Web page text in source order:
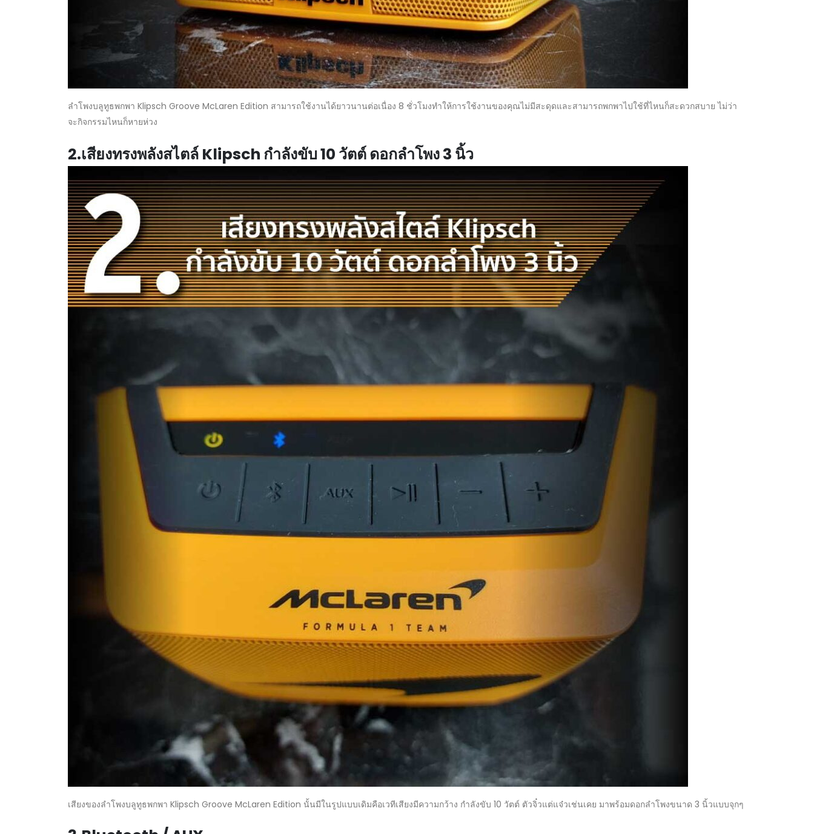
ลำโพงบลูทูธพกพา Klipsch Groove McLaren Edition สามารถใช้งานได้ยาวนานต่อเนื่อง 8 ชั่วโมงทำให้การใช้งานของคุณไม่มีสะดุดและสามารถพกพาไปใช้ที่ไหนก็สะดวกสบาย ไม่ว่า
จะกิจกรรมไหนก็หายห่วง
2.เสียงทรงพลังสไตล์ Klipsch กำลังขับ 10 วัตต์ ดอกลำโพง 3 นิ้ว
เสียงของลำโพงบลูทูธพกพา Klipsch Groove McLaren Edition นั้นมีในรูปแบบเดิมคือเวทีเสียงมีความกว้าง กำลังขับ 10 วัตต์ ตัวจิ๋วแต่แจ๋วเช่นเคย มาพร้อมดอกลำโพงขนาด 3 นิ้วแบบจุกๆ